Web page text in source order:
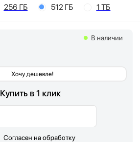
256 ГБ 512 ГБ 1 ТБ
Хочу дешевле!
В наличии
Купить в 1 клик
Согласен на обработку